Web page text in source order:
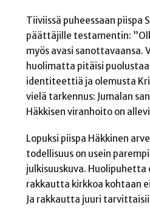
Tiiviissä puheessaan piispa
päättäjille testamentin:
myös avasi sanottavaansa.
huolimatta pitäisi
identiteettiä ja olemusta
vielä tarkennus: Jumalan
Häkkisen viranhoito on
Lopuksi piispa Häkkinen
todellisuus on usein
julkisuuskuva.
rakkautta kirkkoa kohtaan
Ja rakkautta juuri